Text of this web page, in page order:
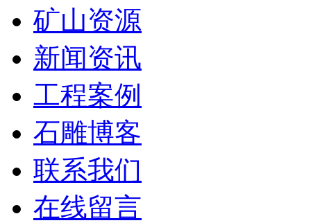
矿山资源
新闻资讯
工程案例
石雕博客
联系我们
在线留言